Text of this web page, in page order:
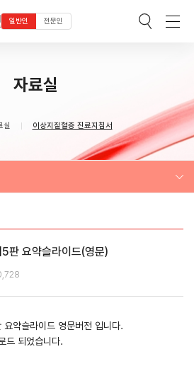
일반인 전문인
자료실
실 이상지질혈증 진료지침서
판 요약슬라이드(영문)
약슬라이드 영문버전 입니다.
드 되었습니다.